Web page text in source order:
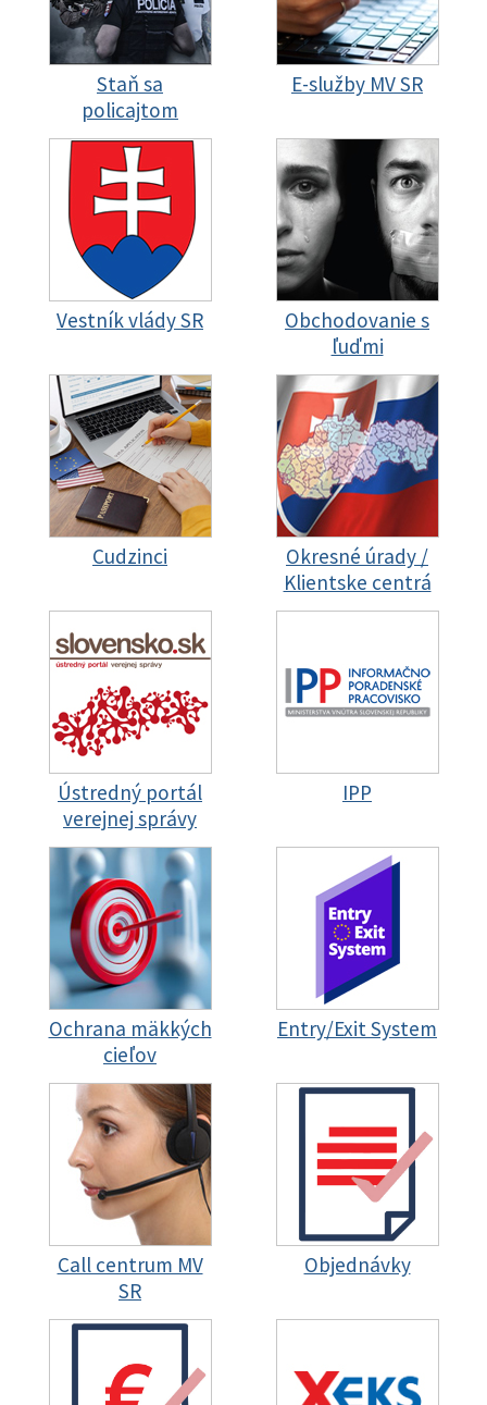
Staň sa
policajtom
E-služby MV SR
Vestník vlády SR
Obchodovanie s
ľuďmi
Cudzinci
Okresné úrady /
Klientske centrá
Ústredný portál
verejnej správy
IPP
Ochrana mäkkých
cieľov
Entry/Exit System
Call centrum MV
SR
Objednávky